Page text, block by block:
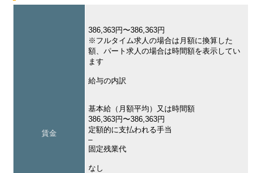
賃金
386,363円〜386,363円
※フルタイム求人の場合は月額に換算した
額、パート求人の場合は時間額を表示してい
ます
給与の内訳
基本給（月額平均）又は時間額
386,363円〜386,363円
定額的に支払われる手当
–
固定残業代
なし